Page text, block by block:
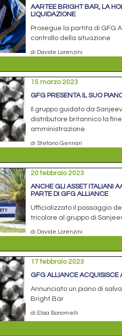
AARTEE BRIGHT BAR, LA
LIQUIDAZIONE
Prosegue la partita di GFG
controllo della situazione
di Davide Lorenzini
15 marzo 2023
GFG PRESENTA IL SUO
Il gruppo guidato da
distributore britannico la
amministrazione
di Stefano Gennari
20 febbraio 2023
ANCHE GLI ASSET ITALIANI
PARTE DI GFG ALLIANCE
Ufficializzato il passaggio
tricolore al gruppo di
di Davide Lorenzini
17 febbraio 2023
GFG ALLIANCE ACQUISISCE
Annunciato un piano di
Bright Bar
di Elisa Bonomelli